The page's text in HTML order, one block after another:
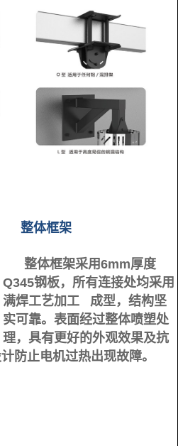
整体框架
整体框架采用6mm厚度
Q345钢板，所有连接处均采用
满焊工艺加工 成型，结构坚
实可靠。表面经过整体喷塑处
理，具有更好的外观效果及抗
防止电机过热出现故障。